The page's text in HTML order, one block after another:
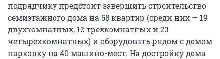
подрядчику предстоит завершить строительство
семиэтажного дома на 58 квартир (среди них — 19
двухкомнатных, 12 трехкомнатных и 23
четырехкомнатных) и оборудовать рядом с домом
парковку на 40 машино-мест. На достройку дома